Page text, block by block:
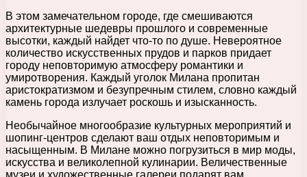
В этом замечательном городе, где смешиваются
архитектурные шедевры прошлого и современные
высотки, каждый найдет что-то по душе. Невероятное
количество искусственных прудов и парков придает
городу неповторимую атмосферу романтики и
умиротворения. Каждый уголок Милана пропитан
аристократизмом и безупречным стилем, словно каждый
камень города излучает роскошь и изысканность.
Необычайное многообразие культурных мероприятий и
шопинг-центров сделают ваш отдых неповторимым и
насыщенным. В Милане можно погрузиться в мир моды,
искусства и великолепной кулинарии. Величественные